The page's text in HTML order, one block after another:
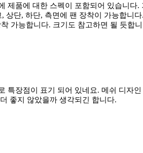
제품에 대한 스펙이 포함되어 있습니다
상단, 하단, 측면에 팬 장착이 가능합니
가능합니다. 크기도 참고하면 될 듯합
특장점이 표기 되어 있네요. 메쉬 디자
좋지 않았을까 생각되긴 합니다.